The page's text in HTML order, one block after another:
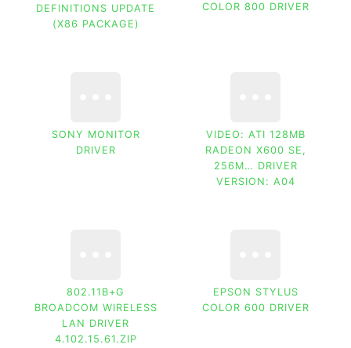
DEFINITIONS UPDATE
(X86 PACKAGE)
COLOR 800 DRIVER
SONY MONITOR
DRIVER
VIDEO: ATI 128MB
RADEON X600 SE,
256M… DRIVER
VERSION: A04
802.11B+G
BROADCOM WIRELESS
LAN DRIVER
4.102.15.61.ZIP
EPSON STYLUS
COLOR 600 DRIVER